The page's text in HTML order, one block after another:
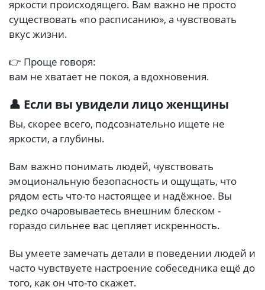
яркости происходящего. Вам важно не просто
существовать «по расписанию», а чувствовать
вкус жизни.
👉 Проще говоря:
вам не хватает не покоя, а вдохновения.
👤 Если вы увидели лицо женщины
Вы, скорее всего, подсознательно ищете не
яркости, а глубины.
Вам важно понимать людей, чувствовать
эмоциональную безопасность и ощущать, что
рядом есть что-то настоящее и надёжное. Вы
редко очаровываетесь внешним блеском -
гораздо сильнее вас цепляет искренность.
Вы умеете замечать детали в поведении людей и
часто чувствуете настроение собеседника ещё до
того, как он что-то скажет.